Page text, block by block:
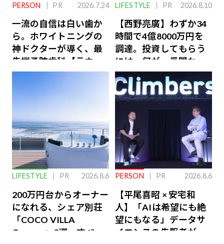
PERSON PR 2026.7.24
一流の自信は白い歯か
ら。ホワイトニングの
神ドクターが導く、最
先端予防歯科【ラウン
ジ会員特典あり】
LIFESTYLE PR 2026.8.10
【西野亮廣】わずか34
時間で4億8000万円を
調達。投資してもらう
には、何が一番問われ
るのか
LIFESTYLE PR 2026.8.6
200万円台からオーナー
になれる、シェア別荘
「COCO VILLA
Owners」3選。すべて
PERSON PR 2026.8.6
【平尾喜昭 × 安宅和
人】「AIは希望にも絶
望にもなる」データサ
イエンスの先駆者が語